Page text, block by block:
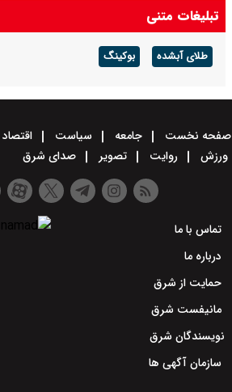
تبلیغات متنی
طلای آبشده بوکینگ
صفحه نخست جامعه سیاست اقتصاد
ورزش
روایت تصویر صدای شرق
تماس با ما
درباره ما
حمایت از شرق
مانیفست شرق
نویسندگان شرق
سازمان آگهی ها